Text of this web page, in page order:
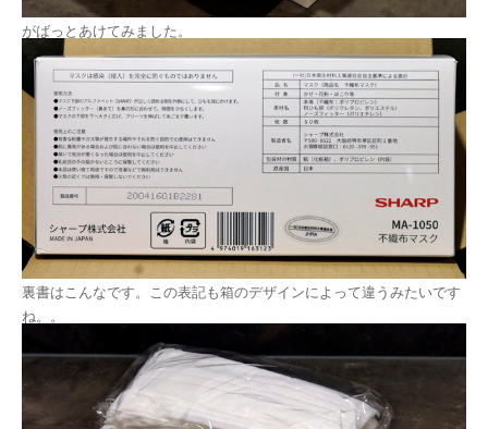
がばっとあけてみました。
裏書はこんなです。この表記も箱のデザインによって違うみたいです
ね。。